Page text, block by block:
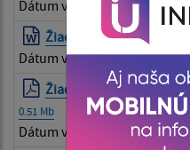
Dátum vyvesenia: 07.10.2025
Žiadosť o overenie
Dátum vyvesenia:07.10.2025
Žiadosť o overenie
0.51 Mb
Dátum vyvesenia: 07.10.2025